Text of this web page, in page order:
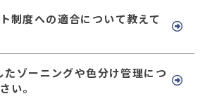
制度への適合について教えて
たゾーニングや色分け管理につ
い。